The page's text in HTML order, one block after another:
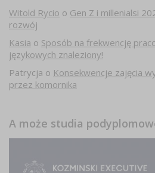
Witold Rycio o Gen Z i millenialsi
rozwój
Kasia o Sposób na frekwencję
językowych znaleziony!
Patrycja o Konsekwencje zajęcia
przez komornika
A może studia